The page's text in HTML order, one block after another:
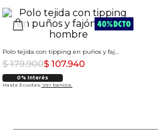
Polo tejida con tipping en puños y fajón para hombre
$ 179.900$ 107.940
0% Interés
Hasta 3 cuotas. Ver bancos.